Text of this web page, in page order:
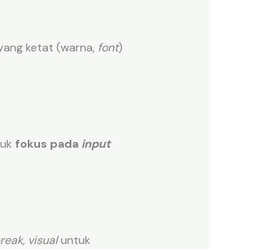
ketat (warna, font)
fokus pada input
, visualuntuk